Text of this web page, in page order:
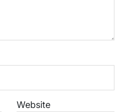
Website